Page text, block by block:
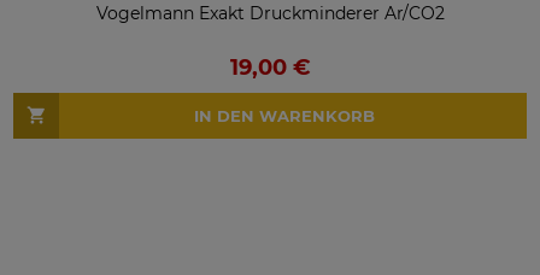
Vogelmann Exakt Druckminderer Ar/CO2
19,00 €
IN DEN WARENKORB